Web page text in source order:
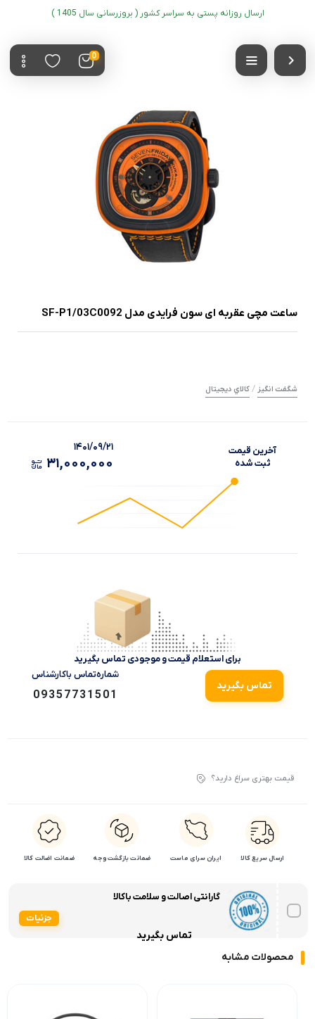
ارسال روزانه پستی به سراسر کشور ( بروزرسانی سال 1405 )
0
ساعت مچی عقربه ای سون فرایدی مدل SF-P1/03C0092
شگفت انگیز / کالاي ديجيتال
آخرین‌ قیمت
ثبت‌ شده
۱۴۰۱/۰۹/۲۱
۳۱,۰۰۰,۰۰۰
برای استعلام قیمت و موجودی تماس بگیرید
تماس بگیرید
شماره‌تماس‌ با‌کارشناس
09357731501
قیمت بهتری سراغ دارید؟
ارسال سریع کالا ایران سرای ماست ضمانت بازگشت وجه ضمانت اضالت کالا
گارانتی اصالت و سلامت باکالا
تماس بگیرید
جزئیات
محصولات مشابه